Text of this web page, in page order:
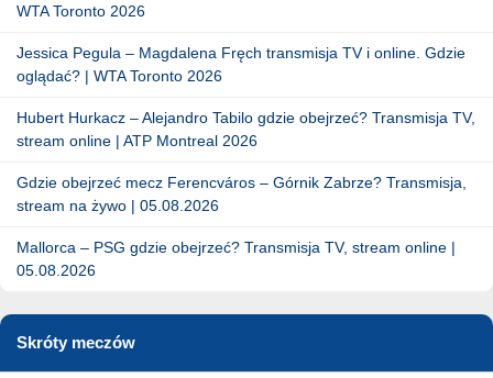
WTA Toronto 2026
Jessica Pegula – Magdalena Fręch transmisja TV i online. Gdzie
oglądać? | WTA Toronto 2026
Hubert Hurkacz – Alejandro Tabilo gdzie obejrzeć? Transmisja TV,
stream online | ATP Montreal 2026
Gdzie obejrzeć mecz Ferencváros – Górnik Zabrze? Transmisja,
stream na żywo | 05.08.2026
Mallorca – PSG gdzie obejrzeć? Transmisja TV, stream online |
05.08.2026
Skróty meczów